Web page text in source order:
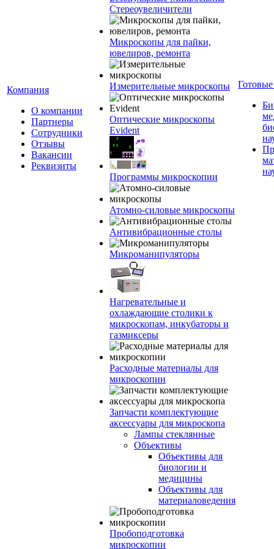
Компания
О компании
Партнеры
Сотрудники
Отзывы
Вакансии
Реквизиты
Стереоувеличители
Микроскопы для пайки,
ювелиров, ремонта
Измерительные микроскопы
Оптические микроскопы
Evident
Программы микроскопии
Атомно-силовые микроскопы
Антивибрационные столы
Микроманипуляторы
Нагревательные и
охлаждающие столики к
микроскопам, инкубаторы и
газмиксеры
Расходные материалы для
микроскопии
Запчасти комплектующие
аксессуары для микроскопа
Лампы стеклянные
Объективы
Объективы для
биологии и
медицины
Объективы для
материаловедения
Пробоподготовка
микроскопии